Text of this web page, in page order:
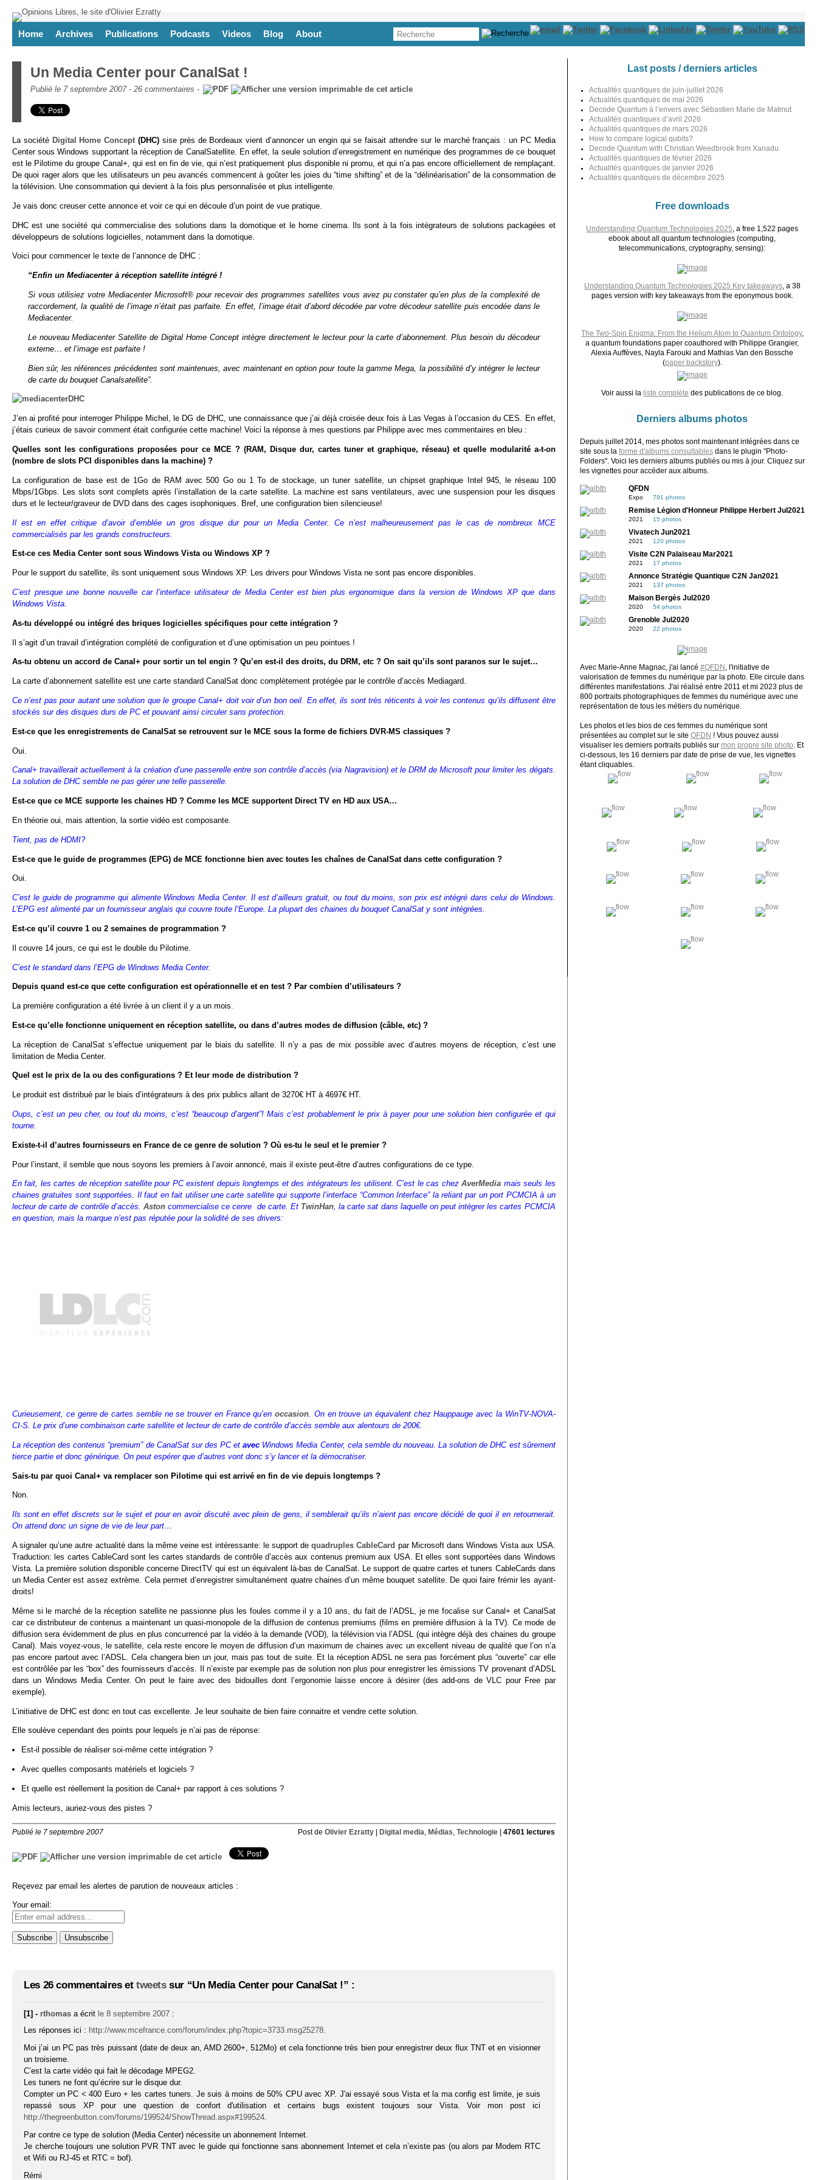
Home Archives Publications Podcasts Videos Blog About
Un Media Center pour CanalSat !
Publié le 7 septembre 2007 - 26 commentaires -
La société Digital Home Concept(DHC) sise près de Bordeaux vient d’annoncer un engin qui se faisait attendre sur le marché français : un PC Media
Center sous Windows supportant la réception de CanalSatellite. En effet, la seule solution d’enregistrement en numérique des programmes de ce bouquet
est le Pilotime du groupe Canal+, qui est en fin de vie, qui n’est pratiquement plus disponible ni promu, et qui n’a pas encore officiellement de remplaçant.
De quoi rager alors que les utilisateurs un peu avancés commencent à goûter les joies du “time shifting” et de la “délinéarisation” de la consommation de
la télévision. Une consommation qui devient à la fois plus personnalisée et plus intelligente.
Je vais donc creuser cette annonce et voir ce qui en découle d’un point de vue pratique.
DHC est une société qui commercialise des solutions dans la domotique et le home cinema. Ils sont à la fois intégrateurs de solutions packagées et
développeurs de solutions logicielles, notamment dans la domotique.
Voici pour commencer le texte de l’annonce de DHC :
“Enfin un Mediacenter à réception satellite intégré !
Si vous utilisiez votre Mediacenter Microsoft® pour recevoir des programmes satellites vous avez pu constater qu’en plus de la complexité de
raccordement, la qualité de l’image n’était pas parfaite. En effet, l’image était d’abord décodée par votre décodeur satellite puis encodée dans le
Mediacenter.
Le nouveau Mediacenter Satellite de Digital Home Concept intègre directement le lecteur pour la carte d’abonnement. Plus besoin du décodeur
externe… et l’image est parfaite !
Bien sûr, les références précédentes sont maintenues, avec maintenant en option pour toute la gamme Mega, la possibilité d’y intégrer le lecteur
de carte du bouquet Canalsatellite”.
J’en ai profité pour interroger Philippe Michel, le DG de DHC, une connaissance que j’ai déjà croisée deux fois à Las Vegas à l’occasion du CES. En effet,
j’étais curieux de savoir comment était configurée cette machine! Voici la réponse à mes questions par Philippe avec mes commentaires en bleu :
Quelles sont les configurations proposées pour ce MCE ? (RAM, Disque dur, cartes tuner et graphique, réseau) et quelle modularité a-t-on
(nombre de slots PCI disponibles dans la machine) ?
La configuration de base est de 1Go de RAM avec 500 Go ou 1 To de stockage, un tuner satellite, un chipset graphique Intel 945, le réseau 100
Mbps/1Gbps. Les slots sont complets après l’installation de la carte satellite. La machine est sans ventilateurs, avec une suspension pour les disques
durs et le lecteur/graveur de DVD dans des cages isophoniques. Bref, une configuration bien silencieuse!
Il est en effet critique d’avoir d’emblée un gros disque dur pour un Media Center. Ce n’est malheureusement pas le cas de nombreux MCE
commercialisés par les grands constructeurs.
Est-ce ces Media Center sont sous Windows Vista ou Windows XP ?
Pour le support du satellite, ils sont uniquement sous Windows XP. Les drivers pour Windows Vista ne sont pas encore disponibles.
C’est presque une bonne nouvelle car l’interface utilisateur de Media Center est bien plus ergonomique dans la version de Windows XP que dans
Windows Vista.
As-tu développé ou intégré des briques logicielles spécifiques pour cette intégration ?
Il s’agit d’un travail d’intégration complété de configuration et d’une optimisation un peu pointues !
As-tu obtenu un accord de Canal+ pour sortir un tel engin ? Qu’en est-il des droits, du DRM, etc ? On sait qu’ils sont paranos sur le sujet…
La carte d’abonnement satellite est une carte standard CanalSat donc complètement protégée par le contrôle d’accès Mediagard.
Ce n’est pas pour autant une solution que le groupe Canal+ doit voir d’un bon oeil. En effet, ils sont très réticents à voir les contenus qu’ils diffusent être
stockés sur des disques durs de PC et pouvant ainsi circuler sans protection.
Est-ce que les enregistrements de CanalSat se retrouvent sur le MCE sous la forme de fichiers DVR-MS classiques ?
Oui.
Canal+ travaillerait actuellement à la création d’une passerelle entre son contrôle d’accès (via Nagravision) et le DRM de Microsoft pour limiter les dégats.
La solution de DHC semble ne pas gérer une telle passerelle.
Est-ce que ce MCE supporte les chaines HD ? Comme les MCE supportent Direct TV en HD aux USA…
En théorie oui, mais attention, la sortie vidéo est composante.
Tient, pas de HDMI?
Est-ce que le guide de programmes (EPG) de MCE fonctionne bien avec toutes les chaînes de CanalSat dans cette configuration ?
Oui.
C’est le guide de programme qui alimente Windows Media Center. Il est d’ailleurs gratuit, ou tout du moins, son prix est intégré dans celui de Windows.
L’EPG est alimenté par un fournisseur anglais qui couvre toute l’Europe. La plupart des chaines du bouquet CanalSat y sont intégrées.
Est-ce qu’il couvre 1 ou 2 semaines de programmation ?
Il couvre 14 jours, ce qui est le double du Pilotime.
C’est le standard dans l’EPG de Windows Media Center.
Depuis quand est-ce que cette configuration est opérationnelle et en test ? Par combien d’utilisateurs ?
La première configuration a été livrée à un client il y a un mois.
Est-ce qu’elle fonctionne uniquement en réception satellite, ou dans d’autres modes de diffusion (câble, etc) ?
La réception de CanalSat s’effectue uniquement par le biais du satellite. Il n’y a pas de mix possible avec d’autres moyens de réception, c’est une
limitation de Media Center.
Quel est le prix de la ou des configurations ? Et leur mode de distribution ?
Le produit est distribué par le biais d’intégrateurs à des prix publics allant de 3270€ HT à 4697€ HT.
Oups, c’est un peu cher, ou tout du moins, c’est “beaucoup d’argent”! Mais c’est probablement le prix à payer pour une solution bien configurée et qui
tourne.
Existe-t-il d’autres fournisseurs en France de ce genre de solution ? Où es-tu le seul et le premier ?
Pour l’instant, il semble que nous soyons les premiers à l’avoir annoncé, mais il existe peut-être d’autres configurations de ce type.
En fait, les cartes de réception satellite pour PC existent depuis longtemps et des intégrateurs les utilisent. C’est le cas chezAverMedia mais seuls les
chaines gratuites sont supportées. Il faut en fait utiliser une carte satellite qui supporte l’interface “Common Interface” la reliant par un port PCMCIA à un
lecteur de carte de contrôle d’accès. Astoncommercialise ce cenre de carte. Et TwinHan, la carte sat dans laquelle on peut intégrer les cartes PCMCIA
en question, mais la marque n’est pas réputée pour la solidité de ses drivers:
Curieusement, ce genre de cartes semble ne se trouver en France qu’enoccasion. On en trouve un équivalent chez Hauppauge avec la WinTV-NOVA-
CI-S. Le prix d’une combinaison carte satellite et lecteur de carte de contrôle d’accès semble aux alentours de 200€.
La réception des contenus “premium” de CanalSat sur des PC etavec Windows Media Center, cela semble du nouveau. La solution de DHC est sûrement
tierce partie et donc générique. On peut espérer que d’autres vont donc s’y lancer et la démocratiser.
Sais-tu par quoi Canal+ va remplacer son Pilotime qui est arrivé en fin de vie depuis longtemps ?
Non.
Ils sont en effet discrets sur le sujet et pour en avoir discuté avec plein de gens, il semblerait qu’ils n’aient pas encore décidé de quoi il en retournerait.
On attend donc un signe de vie de leur part…
A signaler qu’une autre actualité dans la même veine est intéressante: le support dequadruples CableCard par Microsoft dans Windows Vista aux USA.
Traduction: les cartes CableCard sont les cartes standards de contrôle d’accès aux contenus premium aux USA. Et elles sont supportées dans Windows
Vista. La première solution disponible concerne DirectTV qui est un équivalent là-bas de CanalSat. Le support de quatre cartes et tuners CableCards dans
un Media Center est assez extrème. Cela permet d’enregistrer simultanément quatre chaines d’un même bouquet satellite. De quoi faire frémir les ayant-
droits!
Même si le marché de la réception satellite ne passionne plus les foules comme il y a 10 ans, du fait de l’ADSL, je me focalise sur Canal+ et CanalSat
car ce distributeur de contenus a maintenant un quasi-monopole de la diffusion de contenus premiums (films en première diffusion à la TV). Ce mode de
diffusion sera évidemment de plus en plus concurrencé par la vidéo à la demande (VOD), la télévision via l’ADSL (qui intègre déjà des chaines du groupe
Canal). Mais voyez-vous, le satellite, cela reste encore le moyen de diffusion d’un maximum de chaines avec un excellent niveau de qualité que l’on n’a
pas encore partout avec l’ADSL. Cela changera bien un jour, mais pas tout de suite. Et la réception ADSL ne sera pas forcément plus “ouverte” car elle
est contrôlée par les “box” des fournisseurs d’accès. Il n’existe par exemple pas de solution non plus pour enregistrer les émissions TV provenant d’ADSL
dans un Windows Media Center. On peut le faire avec des bidouilles dont l’ergonomie laisse encore à désirer (des add-ons de VLC pour Free par
exemple).
L’initiative de DHC est donc en tout cas excellente. Je leur souhaite de bien faire connaitre et vendre cette solution.
Elle soulève cependant des points pour lequels je n’ai pas de réponse:
Est-il possible de réaliser soi-même cette intégration ?
Avec quelles composants matériels et logiciels ?
Et quelle est réellement la position de Canal+ par rapport à ces solutions ?
Amis lecteurs, auriez-vous des pistes ?
Publié le 7 septembre 2007 Post de Olivier Ezratty| Digital media Médias Technologie| 47601 lectures
Reçevez par email les alertes de parution de nouveaux articles :
Your email:
Les 26 commentaires et tweetssur “Un Media Center pour CanalSat !” :
[1] - rthomas a écrit le 8 septembre 2007 :
Les réponses ici : http://www.mcefrance.com/forum/index.php?topic=3733.msg25278
Moi j’ai un PC pas très puissant (date de deux an, AMD 2600+, 512Mo) et cela fonctionne très bien pour enregistrer deux flux TNT et en visionner
un troisieme.
C’est la carte vidéo qui fait le décodage MPEG2.
Les tuners ne font qu’écrire sur le disque dur.
Compter un PC < 400 Euro + les cartes tuners. Je suis à moins de 50% CPU avec XP. J'ai essayé sous Vista et la ma config est limite, je suis
repassé sous XP pour une question de confort d'utilisation et certains bugs existent toujours sour Vista. Voir mon post ici
http://thegreenbutton.com/forums/199524/ShowThread.aspx#199524
Par contre ce type de solution (Media Center) nécessite un abonnement Internet.
Je cherche toujours une solution PVR TNT avec le guide qui fonctionne sans abonnement Internet et cela n’existe pas (ou alors par Modem RTC
et Wifi ou RJ-45 et RTC = bof).
Rémi
Last posts / derniers articles
Actualités quantiques de juin-juillet 2026
Actualités quantiques de mai 2026
Decode Quantum à l’envers avec Sébastien Marie de Matmut
Actualités quantiques d’avril 2026
Actualités quantiques de mars 2026
How to compare logical qubits?
Decode Quantum with Christian Weedbrook from Xanadu
Actualités quantiques de février 2026
Actualités quantiques de janvier 2026
Actualités quantiques de décembre 2025
Free downloads
Understanding Quantum Technologies 2025 , a free 1,522 pages
ebook about all quantum technologies (computing,
telecommunications, cryptography, sensing):
Understanding Quantum Technologies 2025 Key takeaways, a 38
pages version with key takeaways from the eponymous book.
The Two-Spin Enigma: From the Helium Atom to Quantum Ontology,
a quantum foundations paper coauthored with Philippe Grangier,
Alexia Auffèves, Nayla Farouki and Mathias Van den Bossche
(paper backstory).
Voir aussi la liste complète des publications de ce blog.
Derniers albums photos
Depuis juillet 2014, mes photos sont maintenant intégrées dans ce
site sous la forme d'albums consultablesdans le plugin "Photo-
Folders". Voici les derniers albums publiés ou mis à jour. Cliquez sur
les vignettes pour accéder aux albums.
QFDN
Expo 791 photos
Remise Légion d'Honneur Philippe Herbert Jul2021
2021 15 photos
Vivatech Jun2021
2021 120 photos
Visite C2N Palaiseau Mar2021
2021 17 photos
Annonce Stratégie Quantique C2N Jan2021
2021 137 photos
Maison Bergès Jul2020
2020 54 photos
Grenoble Jul2020
2020 22 photos
Avec Marie-Anne Magnac, j'ai lancé #QFDN
, l'initiative de
valorisation de femmes du numérique par la photo. Elle circule dans
différentes manifestations. J'ai réalisé entre 2011 et mi 2023 plus de
800 portraits photographiques de femmes du numérique avec une
représentation de tous les métiers du numérique.
Les photos et les bios de ces femmes du numérique sont
présentées au complet sur le site QFDN ! Vous pouvez aussi
visualiser les derniers portraits publiés sur mon propre site photo . Et
ci-dessous, les 16 derniers par date de prise de vue, les vignettes
étant cliquables.